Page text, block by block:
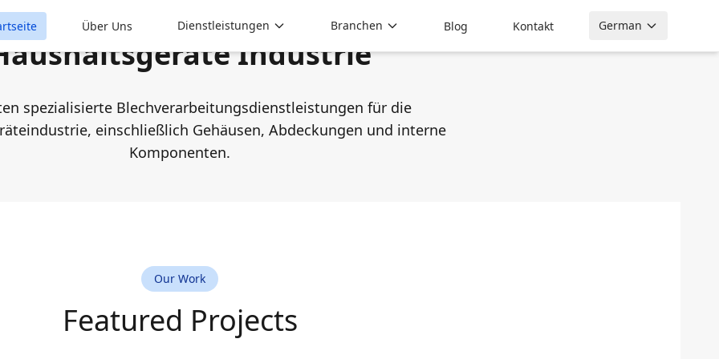
Über Uns Dienstleistungen Branchen Blog Kontakt German
Industrie
spezialisierte Blechverarbeitungsdienstleistungen für die
einschließlich Gehäusen, Abdeckungen und interne
Komponenten.
Our Work
Featured Projects